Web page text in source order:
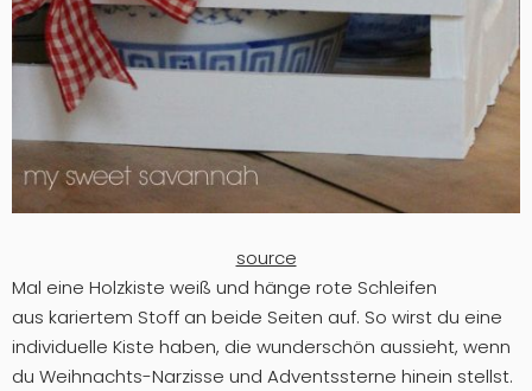
source
Mal eine Holzkiste weiß und hänge rote Schleifen
aus kariertem Stoff an beide Seiten auf. So wirst du eine
individuelle Kiste haben, die wunderschön aussieht, wenn
du Weihnachts-Narzisse und Adventssterne hinein stellst.